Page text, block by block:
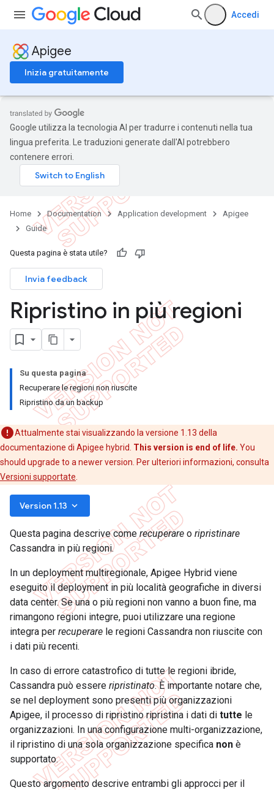
Accedi
Apigee
Inizia gratuitamente
Google utilizza la tecnologia AI per tradurre i contenuti nella tua
lingua preferita. Le traduzioni generate dall'AI potrebbero
contenere errori.
Home Documentation Application development
Apigee
Guide
Questa pagina è stata utile?
Invia feedback
Ripristino in più regioni
Su questa pagina
Recuperare le regioni non riuscite
Ripristino da un backup
Attualmente stai visualizzando la versione 1.13 della
documentazione di Apigee hybrid. This version is end of life. You
should upgrade to a newer version. Per ulteriori informazioni, consulta
Versioni supportate
Version 1.13 keyboard_arrow_down
Questa pagina descrive come recuperare o ripristinare
Cassandra in più regioni.
In un deployment multiregionale, Apigee Hybrid viene
eseguito il deployment in più località geografiche in diversi
data center. Se una o più regioni non vanno a buon fine, ma
rimangono regioni integre, puoi utilizzare una regione
integra per recuperare le regioni Cassandra non riuscite con
i dati più recenti.
In caso di errore catastrofico di tutte le regioni ibride,
Cassandra può essere ripristinato. È importante notare che,
se nel deployment sono presenti più organizzazioni
Apigee, il processo di ripristino ripristina i dati di tutte le
organizzazioni. In una configurazione multi-organizzazione,
il ripristino di una sola organizzazione specifica non è
supportato.
Questo argomento descrive entrambi gli approcci per il